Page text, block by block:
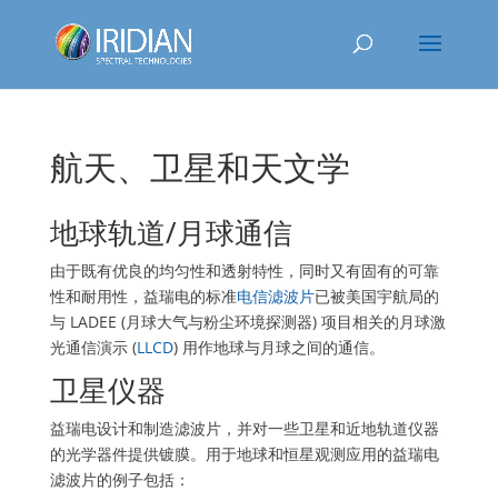
航天、卫星和天文学
地球轨道/月球通信
由于既有优良的均匀性和透射特性，同时又有固有的可靠
性和耐用性，益瑞电的标准电信滤波片已被美国宇航局的
与 LADEE (月球大气与粉尘环境探测器) 项目相关的月球激
光通信演示 (LLCD) 用作地球与月球之间的通信。
卫星仪器
益瑞电设计和制造滤波片，并对一些卫星和近地轨道仪器
的光学器件提供镀膜。用于地球和恒星观测应用的益瑞电
滤波片的例子包括：